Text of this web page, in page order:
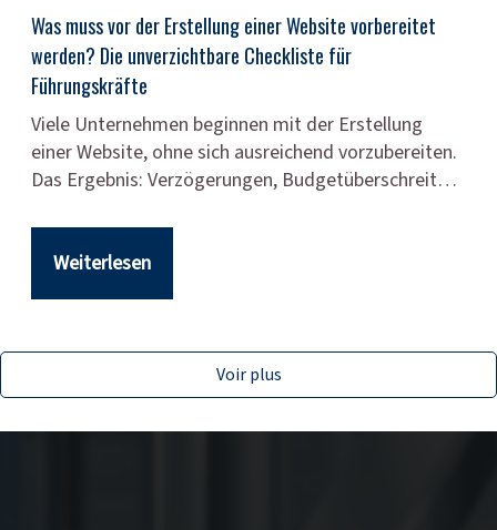
Was muss vor der Erstellung einer Website vorbereitet
werden? Die unverzichtbare Checkliste für
Führungskräfte
Viele Unternehmen beginnen mit der Erstellung
einer Website, ohne sich ausreichend vorzubereiten.
Das Ergebnis: Verzögerungen, Budgetüberschreit…
Weiterlesen
Voir plus